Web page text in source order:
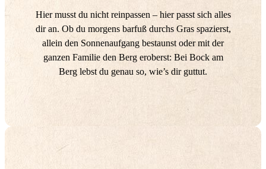
Hier musst du nicht reinpassen – hier passt sich alles
dir an. Ob du morgens barfuß durchs Gras spazierst,
allein den Sonnenaufgang bestaunst oder mit der
ganzen Familie den Berg eroberst: Bei Bock am
Berg lebst du genau so, wie’s dir guttut.